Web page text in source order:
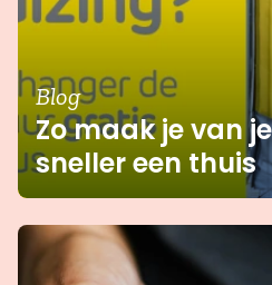
Blog
Zo maak je van
sneller een thuis